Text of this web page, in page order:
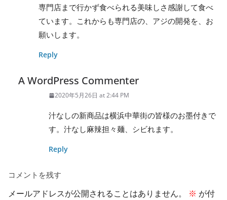
専門店まで行かず食べられる美味しさ感謝して食べ
ています。これからも専門店の、アジの開発を、お
願いします。
Reply
A WordPress Commenter
2020年5月26日 at 2:44 PM
汁なしの新商品は横浜中華街の皆様のお墨付きで
す。汁なし麻辣担々麺、シビれます。
Reply
コメントを残す
メールアドレスが公開されることはありません。 ※ が付